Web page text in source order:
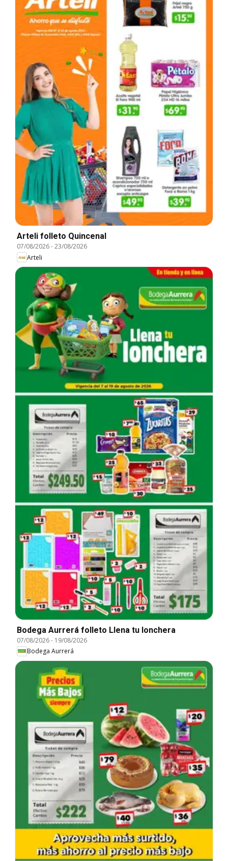
Arteli folleto Quincenal
07/08/2026-23/08/2026
Arteli
Bodega Aurrerá folleto Llena tu lonchera
07/08/2026- 19/08/2026
Bodega Aurrerá